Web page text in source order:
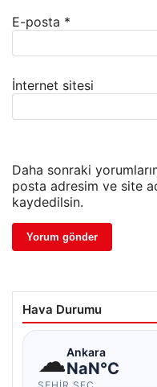
E-posta *
İnternet sitesi
Daha sonraki
posta adresim ve site
kaydedilsin.
Hava Durumu
☁Ankara
NaN°C